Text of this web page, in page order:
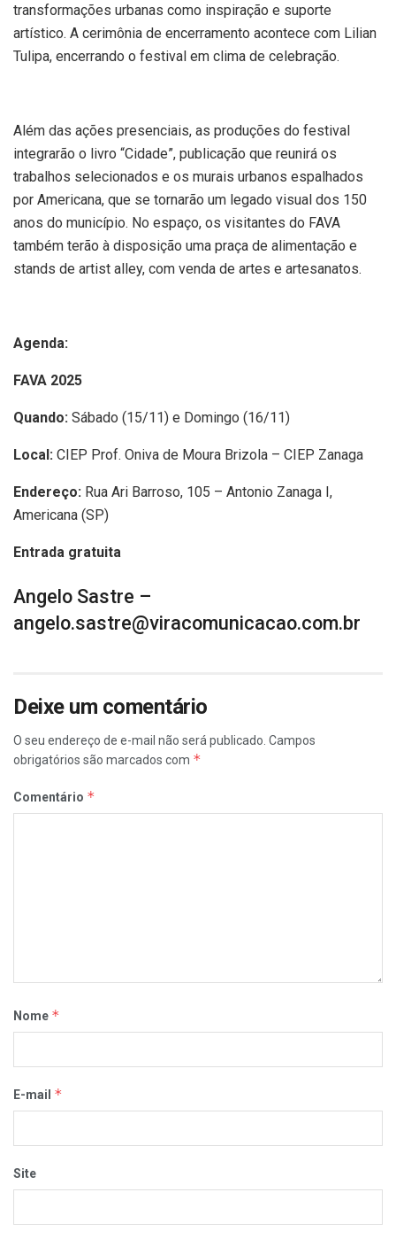
transformações urbanas como inspiração e suporte
artístico. A cerimônia de encerramento acontece com Lilian
Tulipa, encerrando o festival em clima de celebração.
Além das ações presenciais, as produções do festival
integrarão o livro “Cidade”, publicação que reunirá os
trabalhos selecionados e os murais urbanos espalhados
por Americana, que se tornarão um legado visual dos 150
anos do município. No espaço, os visitantes do FAVA
também terão à disposição uma praça de alimentação e
stands de artist alley, com venda de artes e artesanatos.
Agenda:
FAVA 2025
Quando: Sábado (15/11) e Domingo (16/11)
Local: CIEP Prof. Oniva de Moura Brizola – CIEP Zanaga
Endereço: Rua Ari Barroso, 105 – Antonio Zanaga I,
Americana (SP)
Entrada gratuita
Angelo Sastre –
angelo.sastre@viracomunicacao.com.br
Deixe um comentário
O seu endereço de e-mail não será publicado. Campos
obrigatórios são marcados com *
Comentário *
Nome *
E-mail *
Site